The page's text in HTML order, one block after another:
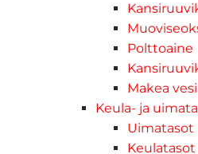
Polttoaine
Makea vesi
Keula- ja
Uimatasot
Keulatasot